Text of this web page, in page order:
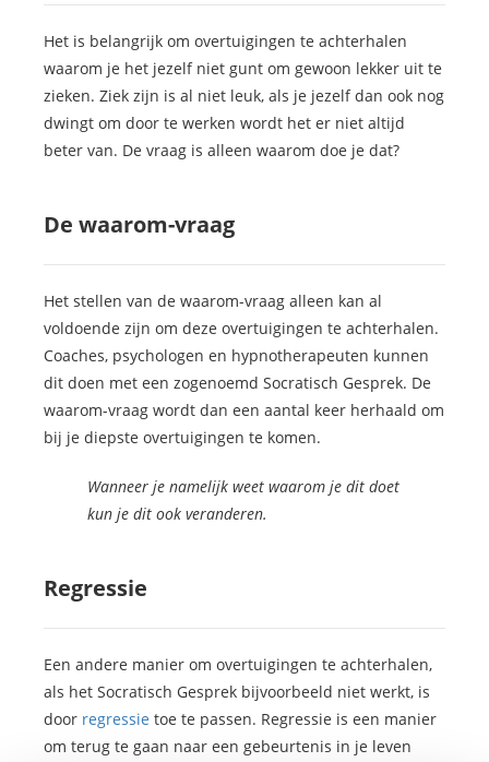
Het is belangrijk om overtuigingen te achterhalen
waarom je het jezelf niet gunt om gewoon lekker uit te
zieken. Ziek zijn is al niet leuk, als je jezelf dan ook nog
dwingt om door te werken wordt het er niet altijd
beter van. De vraag is alleen waarom doe je dat?
De waarom-vraag
Het stellen van de waarom-vraag alleen kan al
voldoende zijn om deze overtuigingen te achterhalen.
Coaches, psychologen en hypnotherapeuten kunnen
dit doen met een zogenoemd Socratisch Gesprek. De
waarom-vraag wordt dan een aantal keer herhaald om
bij je diepste overtuigingen te komen.
Wanneer je namelijk weet waarom je dit doet
kun je dit ook veranderen.
Regressie
Een andere manier om overtuigingen te achterhalen,
als het Socratisch Gesprek bijvoorbeeld niet werkt, is
door regressie toe te passen. Regressie is een manier
om terug te gaan naar een gebeurtenis in je leven